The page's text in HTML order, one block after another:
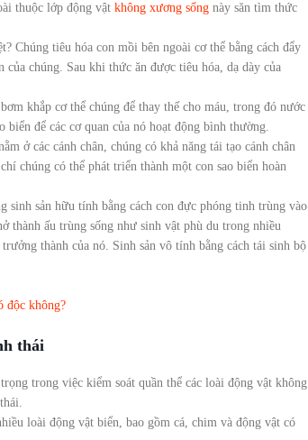
thuộc lớp động vật không xương sống này săn tìm thức
Chúng tiêu hóa con mồi bên ngoài cơ thể bằng cách đẩy
của chúng. Sau khi thức ăn được tiêu hóa, dạ dày của
khắp cơ thể chúng để thay thế cho máu, trong đó nước
biển để các cơ quan của nó hoạt động bình thường.
ở các cánh chân, chúng có khả năng tái tạo cánh chân
chúng có thể phát triển thành một con sao biển hoàn
sinh sản hữu tính bằng cách con đực phóng tinh trùng vào
thành ấu trùng sống như sinh vật phù du trong nhiều
thành của nó. Sinh sản vô tính bằng cách tái sinh bộ
độc không?
thái
trong việc kiểm soát quần thể các loài động vật không
loài động vật biển, bao gồm cá, chim và động vật có